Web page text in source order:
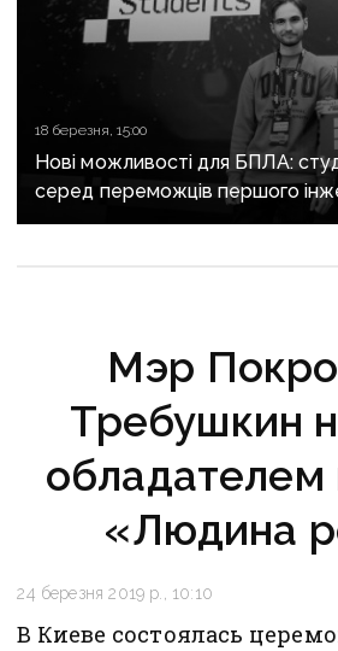
18 березня, 15:00
Нові можливості для БПЛА:
серед переможців першого
челенджу Brave Students
Мэр
Требушкин
«Людина
24 березня 2019 р., 10:10
В Киеве состоялась